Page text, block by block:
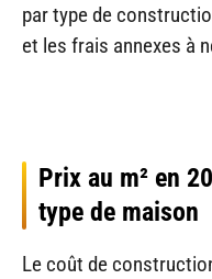
par type de
et les frais annexes à
Prix au m² en
type de maison
Le coût de